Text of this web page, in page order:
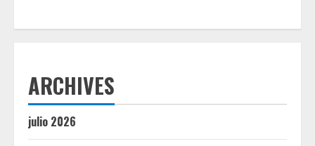
ARCHIVES
julio 2026